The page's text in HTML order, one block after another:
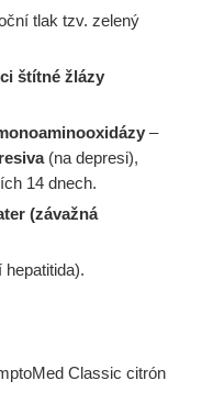
tlak tzv. zelený
štítné žlázy
–
(na depresi),
14 dnech.
(závažná
Classic citrón